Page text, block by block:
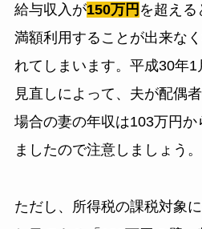
給与収入が150万円 を超える
満額利用することが出来な
れてしまいます。平成30年
見直しによって、夫が配偶
場合の妻の年収は103万円
ましたので注意しましょう。
ただし、所得税の課税対象